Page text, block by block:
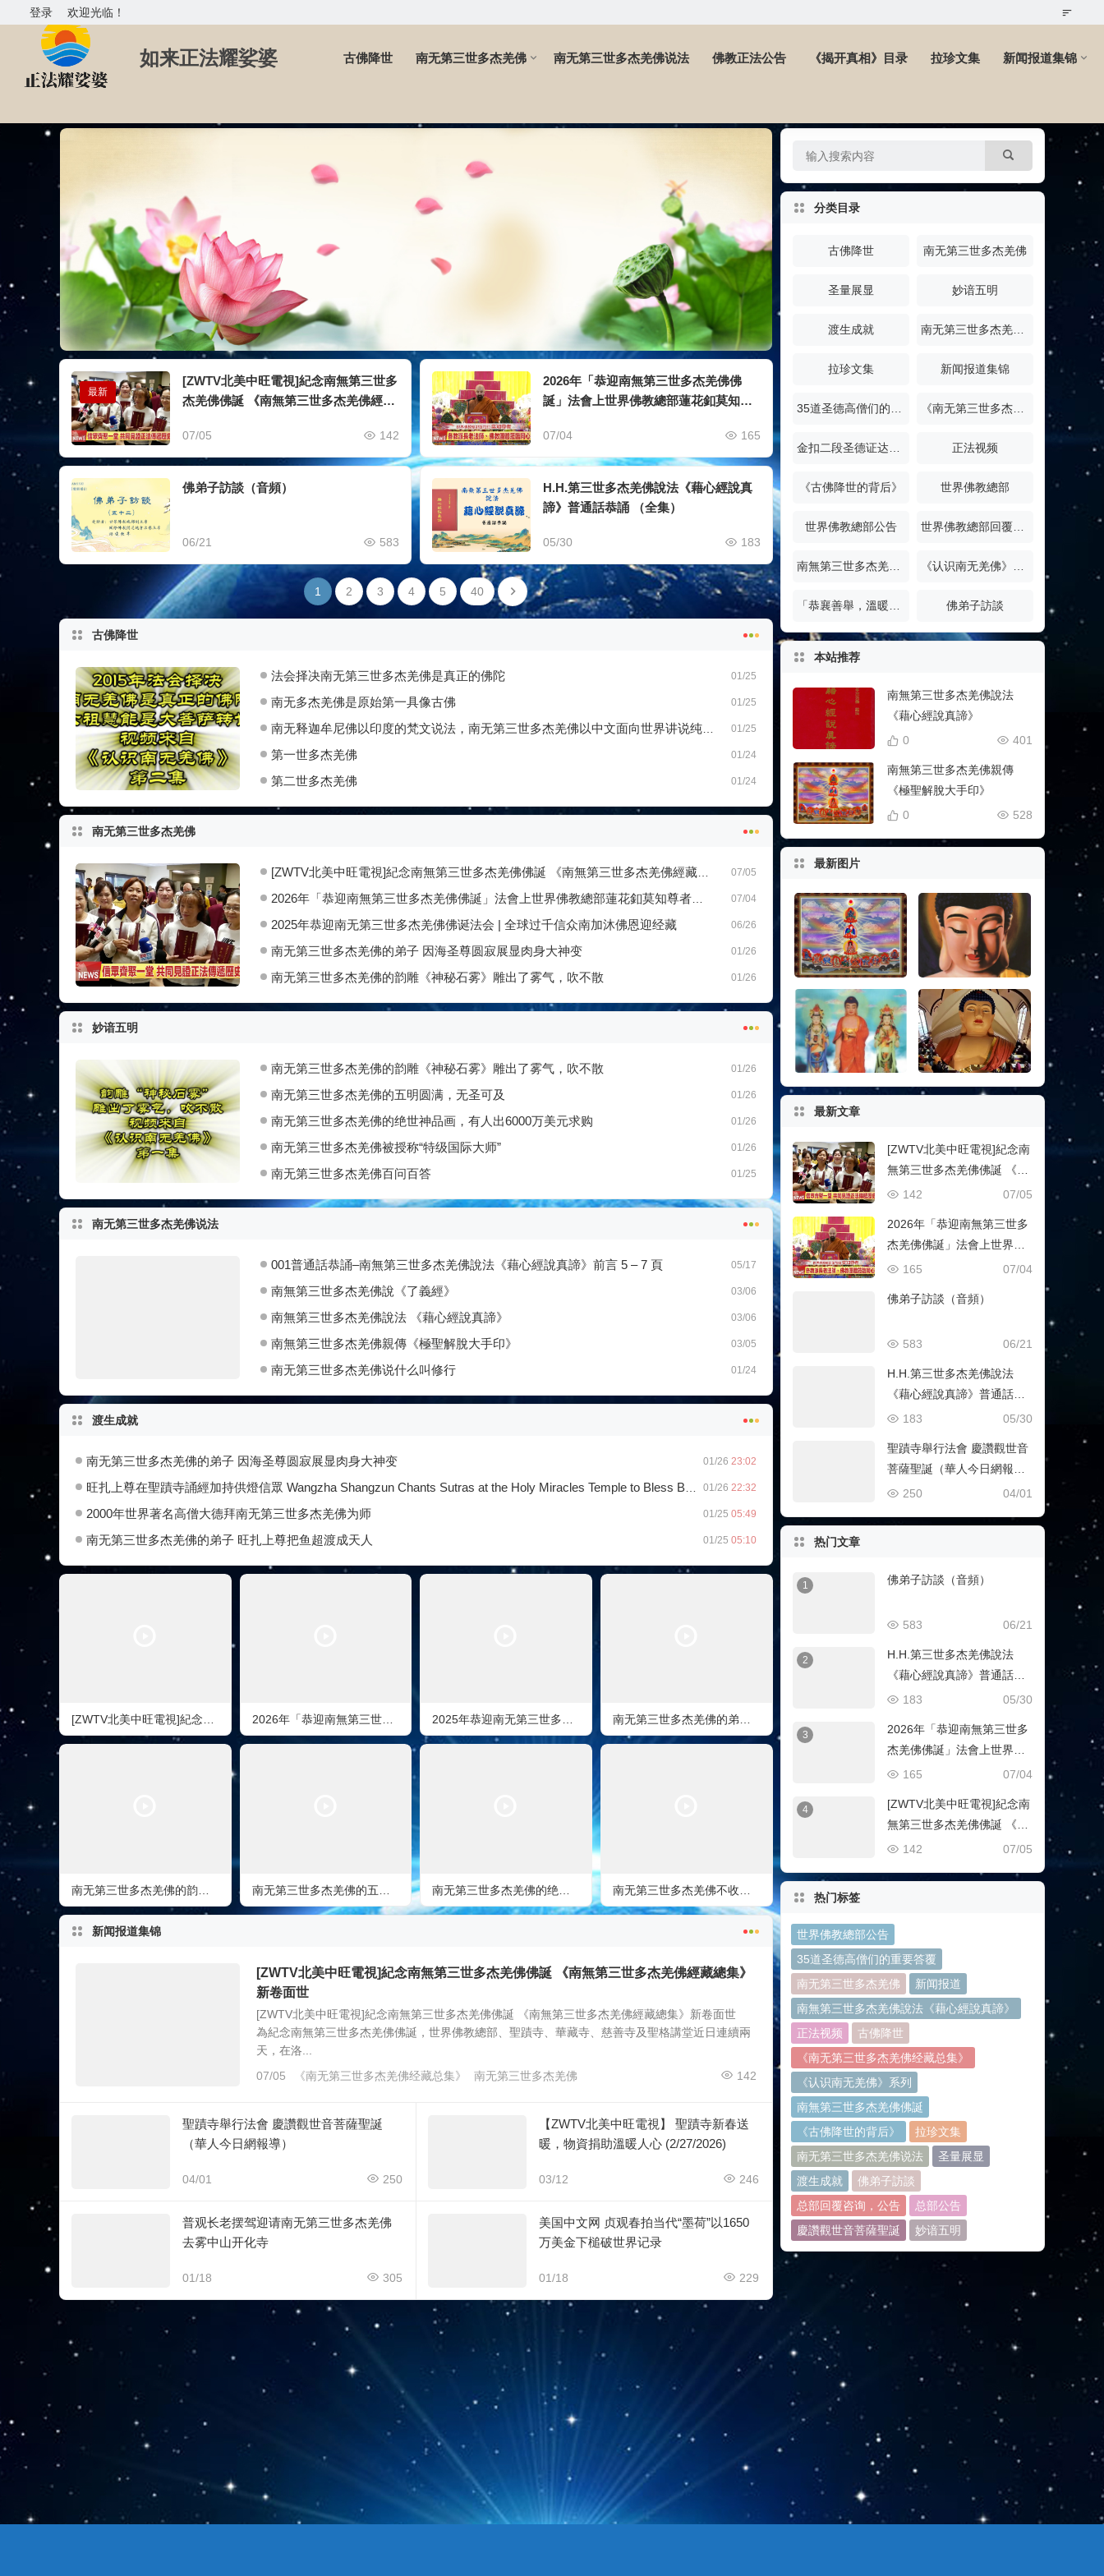
欢迎光临！
登录
如来正法耀娑婆 古佛降世 南无第三世多杰羌佛 南无第三世多杰羌佛说法 佛教正法公告 《揭开真相》目录 拉珍文集 新闻报道集锦
最新
[ZWTV北美中旺電視]紀念南無第三世多
杰羌佛佛誕 《南無第三世多杰羌佛經藏
07/05 142
2026年「恭迎南無第三世多杰羌佛佛
誕」法會上世界佛教總部蓮花釦莫知尊
07/04 165
佛弟子訪談（音頻）
06/21 583
H.H.第三世多杰羌佛說法《藉心經說真
諦》普通話恭誦 （全集）
05/30 183
1 2 3 4 5 40
古佛降世
01/25
法会择决南无第三世多杰羌佛是真正的佛陀
01/25
南无多杰羌佛是原始第一具像古佛
01/25
南无释迦牟尼佛以印度的梵文说法，南无第三世多杰羌佛以中文面向世界讲说纯正的佛法
01/24
第一世多杰羌佛
01/24
第二世多杰羌佛
南无第三世多杰羌佛
07/05
[ZWTV北美中旺電視]紀念南無第三世多杰羌佛佛誕 《南無第三世多杰羌佛經藏總集》新卷面世
07/04
2026年「恭迎南無第三世多杰羌佛佛誕」法會上世界佛教總部蓮花釦莫知尊者的講話
06/26
2025年恭迎南无第三世多杰羌佛佛诞法会 | 全球过千信众南加沐佛恩迎经藏
01/26
南无第三世多杰羌佛的弟子 因海圣尊圆寂展显肉身大神变
01/26
南无第三世多杰羌佛的韵雕《神秘石雾》雕出了雾气，吹不散
妙谙五明
01/26
南无第三世多杰羌佛的韵雕《神秘石雾》雕出了雾气，吹不散
01/26
南无第三世多杰羌佛的五明圆满，无圣可及
01/26
南无第三世多杰羌佛的绝世神品画，有人出6000万美元求购
01/26
南无第三世多杰羌佛被授称“特级国际大师”
01/25
南无第三世多杰羌佛百问百答
南无第三世多杰羌佛说法
05/17
001普通話恭誦–南無第三世多杰羌佛說法《藉心經說真諦》前言 5 – 7 頁
03/06
南無第三世多杰羌佛說《了義經》
03/06
南無第三世多杰羌佛說法 《藉心經說真諦》
03/05
南無第三世多杰羌佛親傳《極聖解脫大手印》
01/24
南无第三世多杰羌佛说什么叫修行
渡生成就
01/26 23:02
南无第三世多杰羌佛的弟子 因海圣尊圆寂展显肉身大神变
01/26 22:32
旺扎上尊在聖蹟寺誦經加持供燈信眾 Wangzha Shangzun Chants Sutras at the Holy Miracles Temple to Bless Buddhists…….
01/25 05:49
2000年世界著名高僧大德拜南无第三世多杰羌佛为师
01/25 05:10
南无第三世多杰羌佛的弟子 旺扎上尊把鱼超渡成天人
[ZWTV北美中旺電視]紀念南無第三世多杰羌佛佛誕 《南無第三世多杰羌佛經藏總集》新卷面世 2026年「恭迎南無第三世多杰羌佛佛誕」法會上世界佛教總部蓮花釦莫知尊者的講話 2025年恭迎南无第三世多杰羌佛佛诞法会 | 全球过千信众南加沐佛恩迎经藏 南无第三世多杰羌佛的弟子 因海圣尊圆寂展显肉身大神变
新闻报道集锦
[ZWTV北美中旺電視]紀念南無第三世多杰羌佛佛誕 《南無第三世多杰羌佛經藏總集》
新卷面世
[ZWTV北美中旺電視]紀念南無第三世多杰羌佛佛誕 《南無第三世多杰羌佛經藏總集》新卷面世
為紀念南無第三世多杰羌佛佛誕，世界佛教總部、聖蹟寺、華藏寺、慈善寺及聖格講堂近日連續兩
天，在洛...
07/05
142
《南无第三世多杰羌佛经藏总集》 南无第三世多杰羌佛
聖蹟寺舉行法會 慶讚觀世音菩薩聖誕
（華人今日網報導）
04/01 250
【ZWTV北美中旺電視】 聖蹟寺新春送
暖，物資捐助溫暖人心 (2/27/2026)
03/12 246
普观长老摆驾迎请南无第三世多杰羌佛
去雾中山开化寺
01/18 305
美国中文网 贞观春拍当代“墨荷”以1650
万美金下槌破世界记录
01/18 229
分类目录
古佛降世 南无第三世多杰羌佛
圣量展显 妙谙五明
渡生成就
拉珍文集 新闻报道集锦
正法视频
《古佛降世的背后》 世界佛教總部
世界佛教總部公告
佛弟子訪談
本站推荐
南無第三世多杰羌佛說法
《藉心經說真諦》
401
0
南無第三世多杰羌佛親傳
《極聖解脫大手印》
528
0
最新图片
多杰羌佛降世皈依境 南无释迦牟尼佛
最新文章
[ZWTV北美中旺電視]紀念南
無第三世多杰羌佛佛誕 《南
無第三世多杰羌佛經藏總07/05
142
2026年「恭迎南無第三世多
杰羌佛佛誕」法會上世界佛
教總部蓮花釦莫知尊者的講
07/04
165
佛弟子訪談（音頻）
06/21
583
H.H.第三世多杰羌佛說法
《藉心經說真諦》普通話恭
誦 （全集）
05/30
183
聖蹟寺舉行法會 慶讚觀世音
菩薩聖誕（華人今日網報
導）
04/01
250
热门文章
1 佛弟子訪談（音頻）
06/21
583
2
H.H.第三世多杰羌佛說法
《藉心經說真諦》普通話恭
誦 （全集）
05/30
183
3
2026年「恭迎南無第三世多
杰羌佛佛誕」法會上世界佛
教總部蓮花釦莫知尊者的講
07/04
165
4
[ZWTV北美中旺電視]紀念南
無第三世多杰羌佛佛誕 《南
無第三世多杰羌佛經藏總07/05
142
热门标签
世界佛教總部公告
35道圣德高僧们的重要答覆
南无第三世多杰羌佛
新闻报道
南無第三世多杰羌佛說法《藉心經說真諦》
正法视频
古佛降世
《南无第三世多杰羌佛经藏总集》
《认识南无羌佛》系列
南無第三世多杰羌佛佛誕
《古佛降世的背后》
拉珍文集
南无第三世多杰羌佛说法
圣量展显
渡生成就
佛弟子訪談
总部回覆咨询，公告
总部公告
慶讚觀世音菩薩聖誕
妙谙五明